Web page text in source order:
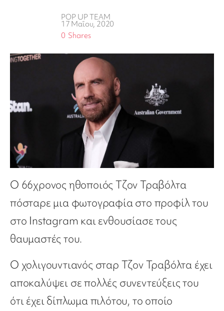
POP UP TEAM
17 Μαΐου, 2020
Shares
0
Ο 66χρονος ηθοποιός Τζον Τραβόλτα
πόσταρε μια φωτογραφία στο προφίλ του
στο Instagram και ενθουσίασε τους
θαυμαστές του.
O χολιγουντιανός σταρ Τζον Τραβόλτα έχει
αποκαλύψει σε πολλές συνεντεύξεις του
ότι έχει δίπλωμα πιλότου, το οποίο